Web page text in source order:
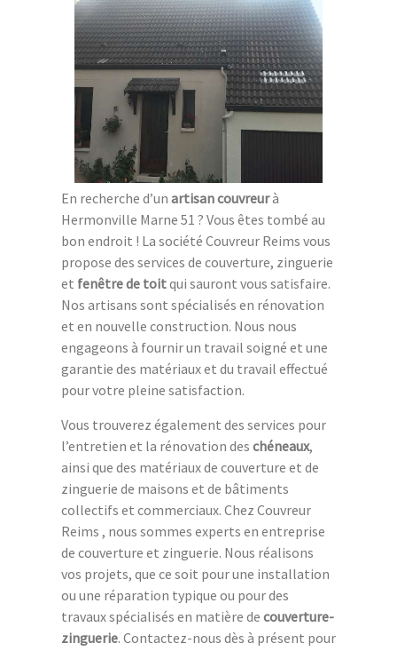
En recherche d’un artisan couvreurà
Hermonville Marne 51 ? Vous êtes tombé au
bon endroit ! La société Couvreur Reims vous
propose des services de couverture, zinguerie
et fenêtre de toitqui sauront vous satisfaire.
Nos artisans sont spécialisés en rénovation
et en nouvelle construction. Nous nous
engageons à fournir un travail soigné et une
garantie des matériaux et du travail effectué
pour votre pleine satisfaction.
Vous trouverez également des services pour
l’entretien et la rénovation des chéneaux,
ainsi que des matériaux de couverture et de
zinguerie de maisons et de bâtiments
collectifs et commerciaux. Chez Couvreur
Reims , nous sommes experts en entreprise
de couverture et zinguerie. Nous réalisons
vos projets, que ce soit pour une installation
ou une réparation typique ou pour des
travaux spécialisés en matière de couverture-
zinguerie. Contactez-nous dès à présent pour